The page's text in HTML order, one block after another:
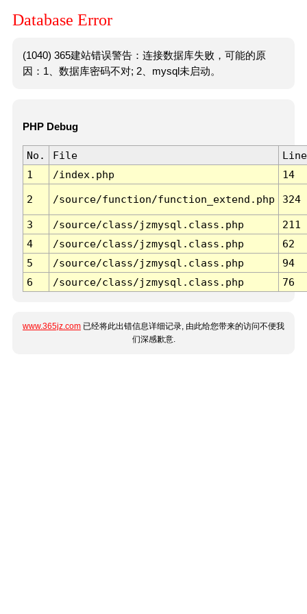
Database Error
(1040) 365建站错误警告：连接数据库失败，可能的原
因：1、数据库密码不对; 2、mysql未启动。
PHP Debug
No. File
Line
1
/index.php 14
2 /source/function/function_extend.php 324
3 /source/class/jzmysql.class.php
211
4
/source/class/jzmysql.class.php
62
5
/source/class/jzmysql.class.php
94
6
/source/class/jzmysql.class.php 76
www.365jz.com 已经将此出错信息详细记录, 由此给您带来的访问不便我
们深感歉意.